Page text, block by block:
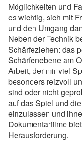
Möglichkeiten und
es wichtig, sich mit
und den Umgang
Neben der Technik
Schärfeziehen: das
Schärfenebene am
Arbeit, der mir viel
besonders reizvoll
sind oder nicht
auf das Spiel und
einzulassen und
Dokumentarfilme
Herausforderung.